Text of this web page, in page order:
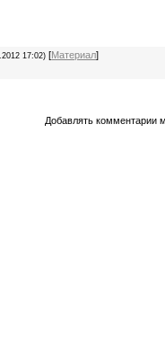
17:02) [Материал]
Добавлять комментарии